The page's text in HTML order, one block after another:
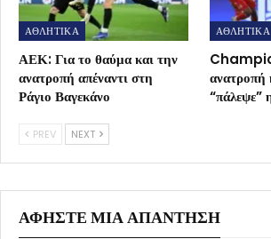
ΑΘΛΗΤΙΚΑ
ΑΕΚ: Για το θαύμα και την
ανατροπή απέναντι στη
Ράγιο Βαγεκάνο
ΑΘΛΗΤΙΚΑ
“πάλεψε”
PREV NEXT
ΑΦΉΣΤΕ ΜΙΑ ΑΠΆΝΤΗΣΗ